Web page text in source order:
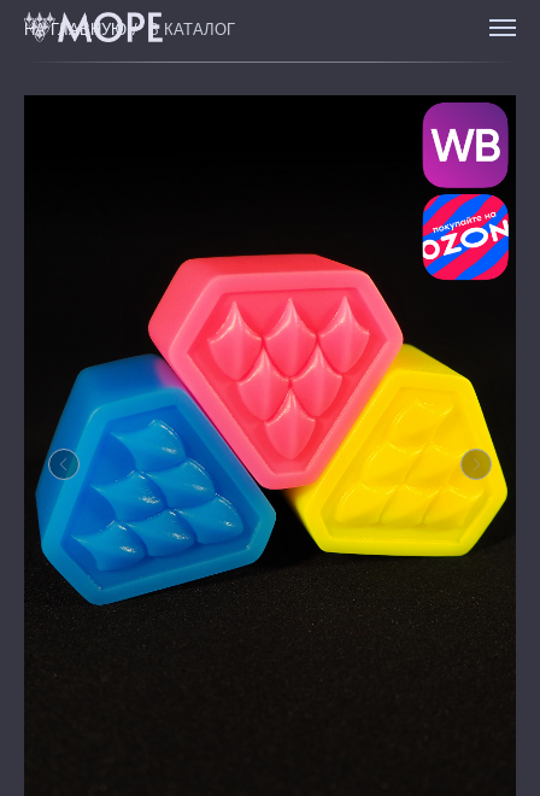
НА ГЛАВНУЮ / В КАТАЛОГ